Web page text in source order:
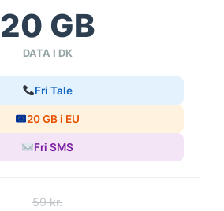
20 GB
DATA I DK
Fri Tale
20 GB i EU
Fri SMS
59 kr.